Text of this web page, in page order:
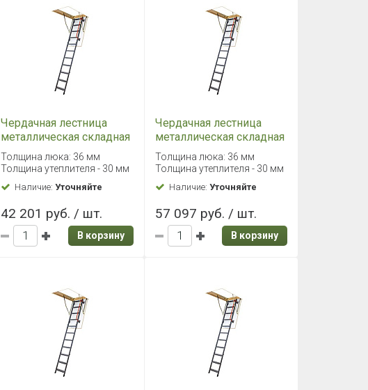
Чердачная лестница
металлическая складная
Fakro LMK 70х120/280
Толщина люка: 36 мм
Толщина утеплителя - 30 мм
Наличие:Уточняйте
42 201 руб. / шт.
В корзину
Чердачная лестница
металлическая складная
Fakro LMK 70х130/280
Толщина люка: 36 мм
Толщина утеплителя - 30 мм
Наличие: Уточняйте
57 097 руб. / шт.
В корзину